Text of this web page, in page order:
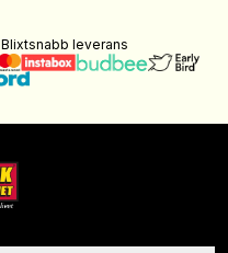
Blixtsnabb leverans